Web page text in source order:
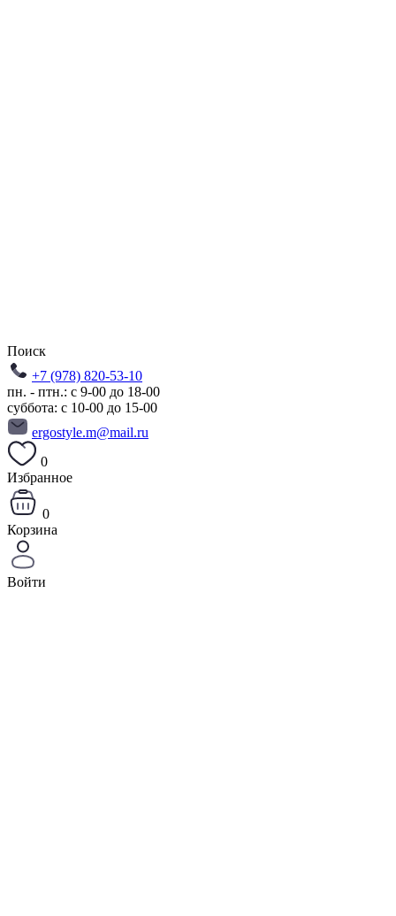
Поиск
+7 (978) 820-53-10
пн. - птн.: с 9-00 до 18-00
суббота: с 10-00 до 15-00
ergostyle.m@mail.ru
0
Избранное
0
Корзина
Войти